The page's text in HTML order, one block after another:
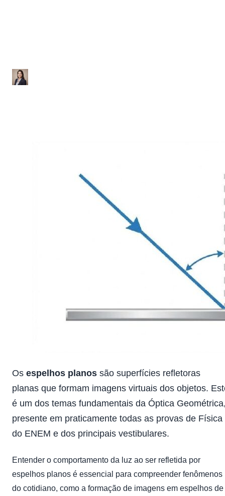
Os espelhos planos são superfícies refletoras
planas que formam imagens virtuais dos objetos.
é um dos temas fundamentais da Óptica
presente em praticamente todas as provas de Física
do ENEM e dos principais vestibulares.
Entender o comportamento da luz ao ser refletida por
espelhos planos é essencial para compreender fenômenos
do cotidiano, como a formação de imagens em espelhos de